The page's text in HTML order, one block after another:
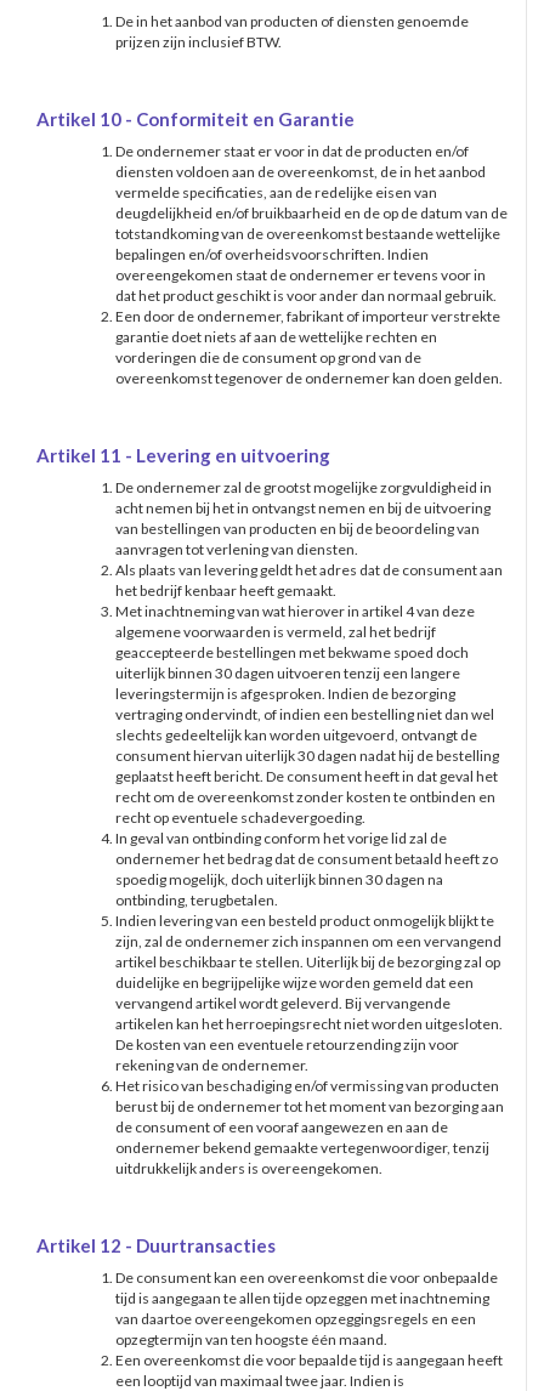
De in het aanbod van producten of diensten genoemde
prijzen zijn inclusief BTW.
Artikel 10 - Conformiteit en Garantie
De ondernemer staat er voor in dat de producten en/of
diensten voldoen aan de overeenkomst, de in het aanbod
vermelde specificaties, aan de redelijke eisen van
deugdelijkheid en/of bruikbaarheid en de op de datum van de
totstandkoming van de overeenkomst bestaande wettelijke
bepalingen en/of overheidsvoorschriften. Indien
overeengekomen staat de ondernemer er tevens voor in
dat het product geschikt is voor ander dan normaal gebruik.
Een door de ondernemer, fabrikant of importeur verstrekte
garantie doet niets af aan de wettelijke rechten en
vorderingen die de consument op grond van de
overeenkomst tegenover de ondernemer kan doen gelden.
Artikel 11 - Levering en uitvoering
De ondernemer zal de grootst mogelijke zorgvuldigheid in
acht nemen bij het in ontvangst nemen en bij de uitvoering
van bestellingen van producten en bij de beoordeling van
aanvragen tot verlening van diensten.
Als plaats van levering geldt het adres dat de consument aan
het bedrijf kenbaar heeft gemaakt.
Met inachtneming van wat hierover in artikel 4 van deze
algemene voorwaarden is vermeld, zal het bedrijf
geaccepteerde bestellingen met bekwame spoed doch
uiterlijk binnen 30 dagen uitvoeren tenzij een langere
leveringstermijn is afgesproken. Indien de bezorging
vertraging ondervindt, of indien een bestelling niet dan wel
slechts gedeeltelijk kan worden uitgevoerd, ontvangt de
consument hiervan uiterlijk 30 dagen nadat hij de bestelling
geplaatst heeft bericht. De consument heeft in dat geval het
recht om de overeenkomst zonder kosten te ontbinden en
recht op eventuele schadevergoeding.
In geval van ontbinding conform het vorige lid zal de
ondernemer het bedrag dat de consument betaald heeft zo
spoedig mogelijk, doch uiterlijk binnen 30 dagen na
ontbinding, terugbetalen.
Indien levering van een besteld product onmogelijk blijkt te
zijn, zal de ondernemer zich inspannen om een vervangend
artikel beschikbaar te stellen. Uiterlijk bij de bezorging zal op
duidelijke en begrijpelijke wijze worden gemeld dat een
vervangend artikel wordt geleverd. Bij vervangende
artikelen kan het herroepingsrecht niet worden uitgesloten.
De kosten van een eventuele retourzending zijn voor
rekening van de ondernemer.
Het risico van beschadiging en/of vermissing van producten
berust bij de ondernemer tot het moment van bezorging aan
de consument of een vooraf aangewezen en aan de
ondernemer bekend gemaakte vertegenwoordiger, tenzij
uitdrukkelijk anders is overeengekomen.
Artikel 12 - Duurtransacties
De consument kan een overeenkomst die voor onbepaalde
tijd is aangegaan te allen tijde opzeggen met inachtneming
van daartoe overeengekomen opzeggingsregels en een
opzegtermijn van ten hoogste één maand.
Een overeenkomst die voor bepaalde tijd is aangegaan heeft
een looptijd van maximaal twee jaar. Indien is